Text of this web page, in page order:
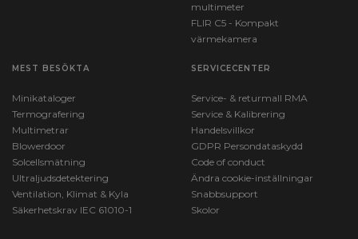
multimeter
FLIR C5 - Kompakt
värmekamera
MEST BESÖKTA
Minikataloger
Termografering
Multimetrar
Blowerdoor
Solcellsmätning
Ultraljudsdetektering
Ventilation, Klimat & Kyla
Säkerhetskrav IEC 61010-1
SERVICECENTER
Service- & returmall RMA
Service & Kalibrering
Handelsvillkor
GDPR Persondataskydd
Code of conduct
Ändra cookie-inställningar
Snabbsupport
Skolor